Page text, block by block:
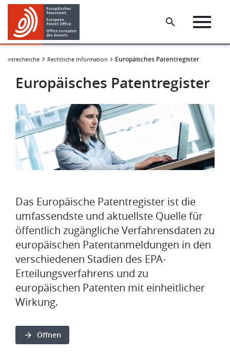
Skip
main
content
Skip
footer
Rechtliche Information Europäisches Patentregister
Europäisches Patentregister
Bild
Das Europäische Patentregister ist die
umfassendste und aktuellste Quelle für
öffentlich zugängliche Verfahrensdaten zu
europäischen Patentanmeldungen in den
verschiedenen Stadien des EPA-
Erteilungsverfahrens und zu
europäischen Patenten mit einheitlicher
Wirkung.
Öffnen